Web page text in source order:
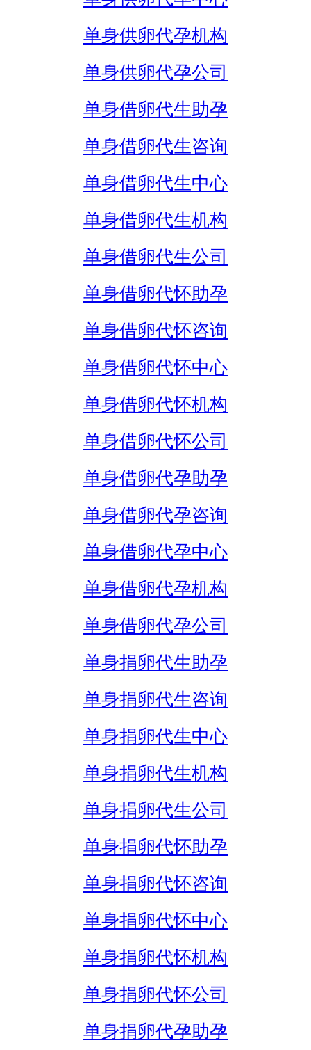
单身供卵代孕机构
单身供卵代孕公司
单身借卵代生助孕
单身借卵代生咨询
单身借卵代生中心
单身借卵代生机构
单身借卵代生公司
单身借卵代怀助孕
单身借卵代怀咨询
单身借卵代怀中心
单身借卵代怀机构
单身借卵代怀公司
单身借卵代孕助孕
单身借卵代孕咨询
单身借卵代孕中心
单身借卵代孕机构
单身借卵代孕公司
单身捐卵代生助孕
单身捐卵代生咨询
单身捐卵代生中心
单身捐卵代生机构
单身捐卵代生公司
单身捐卵代怀助孕
单身捐卵代怀咨询
单身捐卵代怀中心
单身捐卵代怀机构
单身捐卵代怀公司
单身捐卵代孕助孕